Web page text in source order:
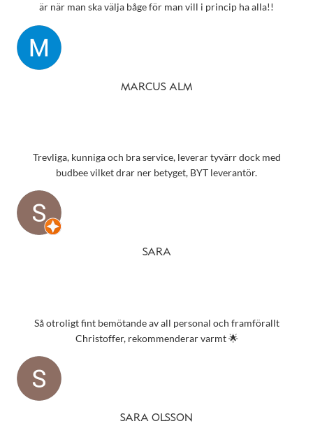
är när man ska välja båge för man vill i princip ha alla!!
MARCUS ALM
Trevliga, kunniga och bra service, leverar tyvärr dock med
budbee vilket drar ner betyget, BYT leverantör.
SARA
Så otroligt fint bemötande av all personal och framförallt
Christoffer, rekommenderar varmt 🌟
SARA OLSSON